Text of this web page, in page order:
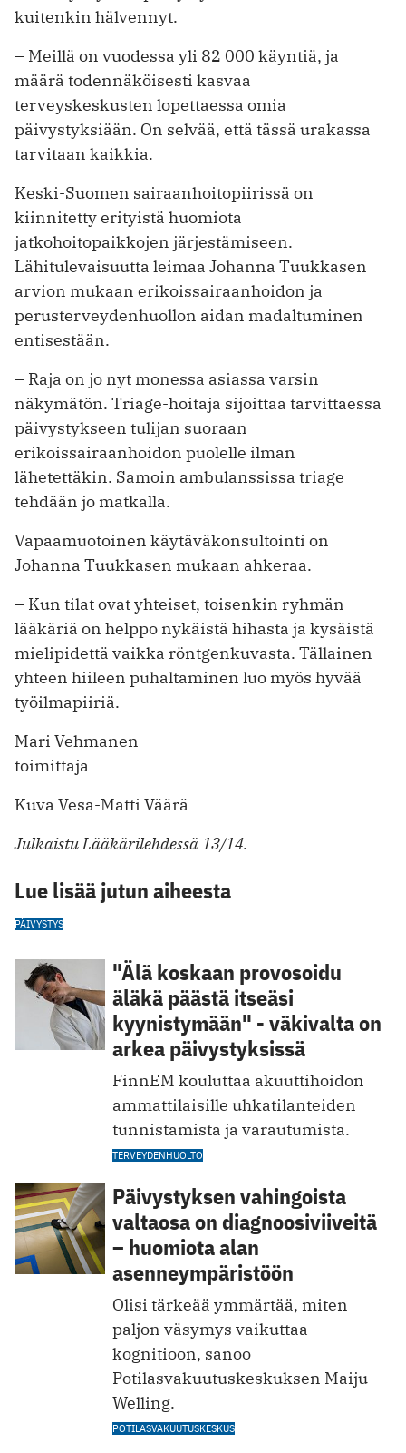
kuitenkin hälvennyt.
– Meillä on vuodessa yli 82 000 käyntiä, ja
määrä todennäköisesti kasvaa
terveyskeskusten lopettaessa omia
päivystyksiään. On selvää, että tässä urakassa
tarvitaan kaikkia.
Keski-Suomen sairaanhoitopiirissä on
kiinnitetty erityistä huomiota
jatkohoitopaikkojen järjestämiseen.
Lähitulevaisuutta leimaa Johanna Tuukkasen
arvion mukaan erikoissairaanhoidon ja
perusterveydenhuollon aidan madaltuminen
entisestään.
– Raja on jo nyt monessa asiassa varsin
näkymätön. Triage-hoitaja sijoittaa tarvittaessa
päivystykseen tulijan suoraan
erikoissairaanhoidon puolelle ilman
lähetettäkin. Samoin ambulanssissa triage
tehdään jo matkalla.
Vapaamuotoinen käytäväkonsultointi on
Johanna Tuukkasen mukaan ahkeraa.
– Kun tilat ovat yhteiset, toisenkin ryhmän
lääkäriä on helppo nykäistä hihasta ja kysäistä
mielipidettä vaikka röntgenkuvasta. Tällainen
yhteen hiileen puhaltaminen luo myös hyvää
työilmapiiriä.
Mari Vehmanen
toimittaja
Kuva Vesa-Matti Väärä
Julkaistu Lääkärilehdessä 13/14.
Lue lisää jutun aiheesta
PÄIVYSTYS
"Älä koskaan provosoidu
äläkä päästä itseäsi
kyynistymään" - väkivalta on
arkea päivystyksissä
FinnEM kouluttaa akuuttihoidon
ammattilaisille uhkatilanteiden
tunnistamista ja varautumista.
TERVEYDENHUOLTO
Päivystyksen vahingoista
valtaosa on diagnoosiviiveitä
– huomiota alan
asenneympäristöön
Olisi tärkeää ymmärtää, miten
paljon väsymys vaikuttaa
kognitioon, sanoo
Potilasvakuutuskeskuksen Maiju
Welling.
POTILASVAKUUTUSKESKUS